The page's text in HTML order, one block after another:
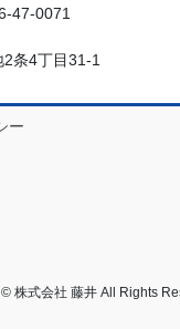
47-0071
条4丁目31-1
ー
株式会社 藤井 All Rights